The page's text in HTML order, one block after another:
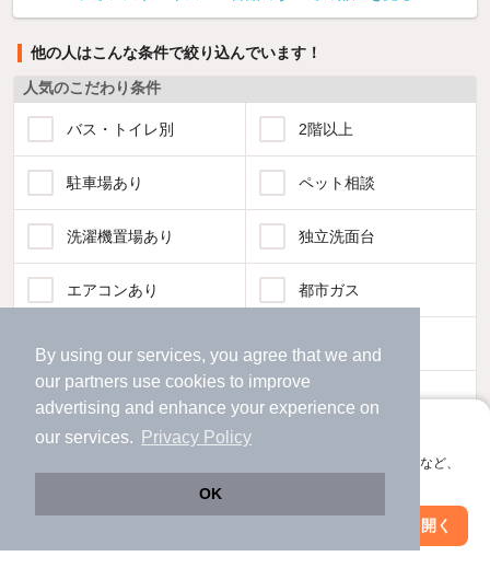
By using our services, you agree that we and
our partners use cookies to improve
advertising and enhance your experience on
our services.
Privacy Policy
OK
アプリに切り替えて、サクサクお部屋探し
会員登録なしですぐ使える。マップ検索やお気に入り保存など、
アプリを開く
他の人はこんな条件で絞り込んでいます！
人気のこだわり条件
バス・トイレ別 2階以上
駐車場あり ペット相談
洗濯機置場あり 独立洗面台
エアコンあり 都市ガス
コンロ2口以上 追焚き機能
TV付インターホン
インターネット無料
絞り込み条件を変更